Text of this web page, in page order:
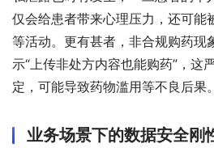
仅会给患者带来心理压力，还可能
等活动。更有甚者，非合规购药现
示“上传非处方内容也能购药”，这
定，可能导致药物滥用等不良后果。
业务场景下的数据安全刚